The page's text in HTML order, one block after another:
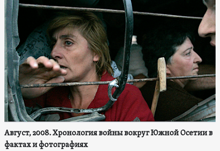
Август, 2008. Хронология войны вокруг Южной Осетии в
фактах и фотографиях